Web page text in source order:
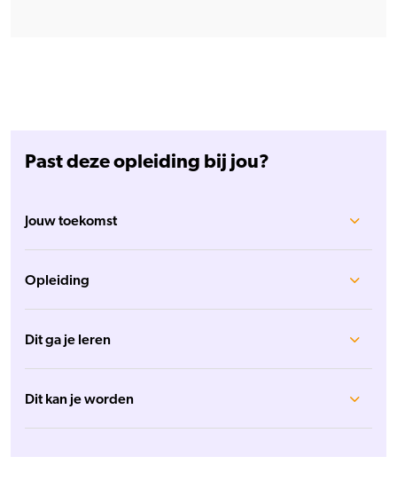
Past deze opleiding bij jou?
Jouw toekomst
Opleiding
Dit ga je leren
Dit kan je worden